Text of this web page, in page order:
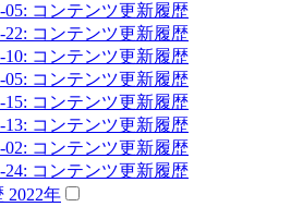
05: コンテンツ更新履歴
22: コンテンツ更新履歴
10: コンテンツ更新履歴
05: コンテンツ更新履歴
15: コンテンツ更新履歴
13: コンテンツ更新履歴
02: コンテンツ更新履歴
24: コンテンツ更新履歴
2022年